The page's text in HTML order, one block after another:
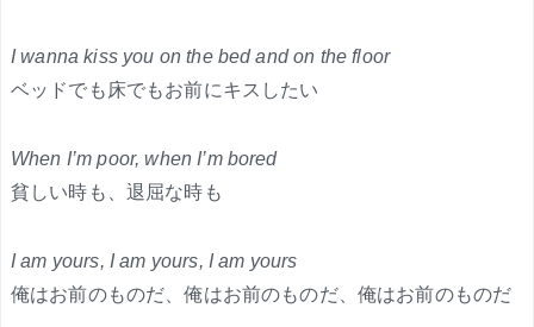
I wanna kiss you on the bed and on the floor
ベッドでも床でもお前にキスしたい
When I’m poor, when I’m bored
貧しい時も、退屈な時も
I am yours, I am yours, I am yours
俺はお前のものだ、俺はお前のものだ、俺はお前のものだ